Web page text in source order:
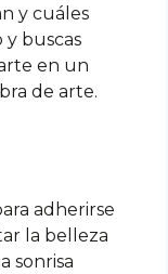
y cuáles
y buscas
en un
de arte.
adherirse
la belleza
sonrisa